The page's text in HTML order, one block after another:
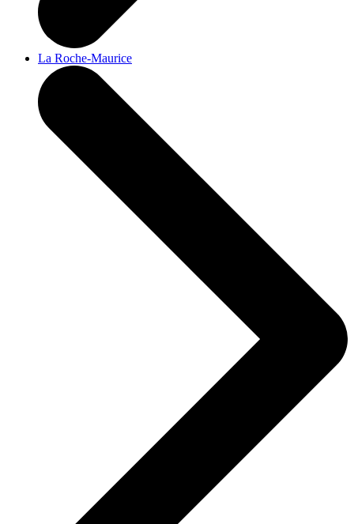
La Roche-Maurice